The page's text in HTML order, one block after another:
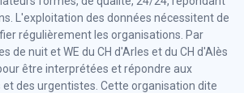
L'exploitation des données nécessitent de
régulièrement les organisations. Par
de nuit et WE du CH d'Arles et du CH d'Alès
être interprétées et répondre aux
et des urgentistes. Cette organisation dite